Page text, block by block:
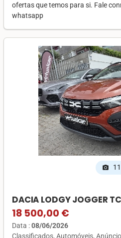
ofertas que temos para si. Fale
whatsapp
photo_camera 11
DACIA LODGY JOGGER
18 500,00 €
Data :08/06/2026
Classificados Automóveis